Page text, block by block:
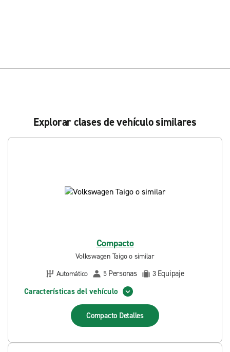
Explorar clases de vehículo similares
Compacto
Volkswagen Taigo o similar
Automático
5 Personas 3 Equipaje
Características del vehículo
Compacto Detalles